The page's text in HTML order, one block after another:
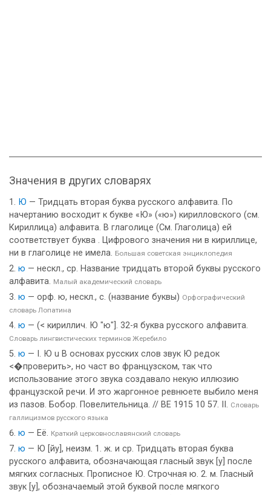
Значения в других словарях
Ю — Тридцать вторая буква русского алфавита. По
начертанию восходит к букве «Ю» («ю») кирилловского (см.
Кириллица) алфавита. В глаголице (См. Глаголица) ей
соответствует буква . Цифрового значения ни в кириллице,
ни в глаголице не имела. Большая советская энциклопедия
ю — нескл., ср. Название тридцать второй буквы русского
алфавита. Малый академический словарь
ю — орф. ю, нескл., с. (название буквы) Орфографический
словарь Лопатина
ю — (< кириллич. Ю "ю"]. 32-я буква русского алфавита.
Словарь лингвистических терминов Жеребило
ю — I. Ю u В основах русских слов звук Ю редок
<�проверить>, но част во французском, так что
использование этого звука создавало некую иллюзию
французской речи. И это жаргонное ревнюете выбило меня
из пазов. Бобор. Повелительница. // ВЕ 1915 10 57. II. Словарь
галлицизмов русского языка
ю — Её. Краткий церковнославянский словарь
ю — Ю [йу], неизм. 1. ж. и ср. Тридцать вторая буква
русского алфавита, обозначающая гласный звук [у] после
мягких согласных. Прописное Ю. Строчная ю. 2. м. Гласный
звук [у], обозначаемый этой буквой после мягкого